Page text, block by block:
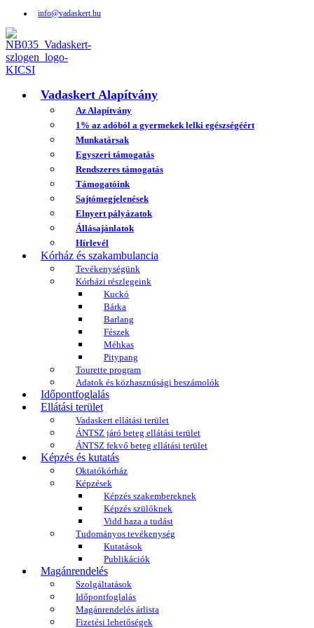
info@vadaskert.hu
Vadaskert Alapítvány
Az Alapítvány
1% az adóból a gyermekek lelki egészségéért
Munkatársak
Egyszeri támogatás
Rendszeres támogatás
Támogatóink
Sajtómegjelenések
Elnyert pályázatok
Állásajánlatok
Hírlevél
Kórház és szakambulancia
Tevékenységünk
Kórházi részlegeink
Kuckó
Bárka
Barlang
Fészek
Méhkas
Pitypang
Tourette program
Adatok és közhasznúsági beszámolók
Időpontfoglalás
Ellátási terület
Vadaskert ellátási terület
ÁNTSZ járó beteg ellátási terület
ÁNTSZ fekvő beteg ellátási terület
Képzés és kutatás
Oktatókórház
Képzések
Képzés szakembereknek
Képzés szülőknek
Vidd haza a tudást
Tudományos tevékenység
Kutatások
Publikációk
Magánrendelés
Szolgáltatások
Időpontfoglalás
Magánrendelés árlista
Fizetési lehetőségek